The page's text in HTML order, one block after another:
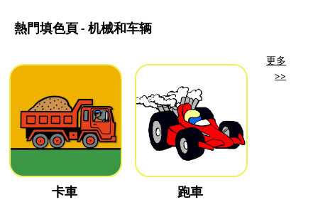
熱門填色頁 - 机械和车辆
卡車 跑車
更多
>>